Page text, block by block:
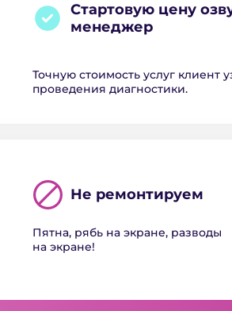
Стартовую цену
менеджер
Точную стоимость услуг клиент
проведения диагностики.
Не ремонтируем
Пятна, рябь на экране, разводы
на экране!